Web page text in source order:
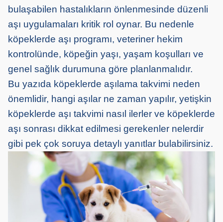
bulaşabilen hastalıkların önlenmesinde düzenli
aşı uygulamaları kritik rol oynar. Bu nedenle
köpeklerde aşı programı, veteriner hekim
kontrolünde, köpeğin yaşı, yaşam koşulları ve
genel sağlık durumuna göre planlanmalıdır.
Bu yazıda köpeklerde aşılama takvimi neden
önemlidir, hangi aşılar ne zaman yapılır, yetişkin
köpeklerde aşı takvimi nasıl ilerler ve köpeklerde
aşı sonrası dikkat edilmesi gerekenler nelerdir
gibi pek çok soruya detaylı yanıtlar bulabilirsiniz.